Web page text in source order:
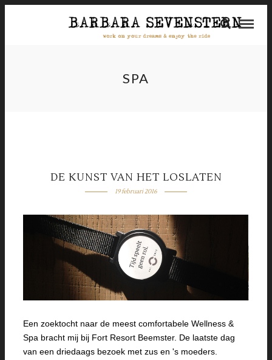
SPA
DE KUNST VAN HET LOSLATEN
19 februari 2016
Een zoektocht naar de meest comfortabele Wellness &
Spa bracht mij bij Fort Resort Beemster. De laatste dag
van een driedaags bezoek met zus en 's moeders.